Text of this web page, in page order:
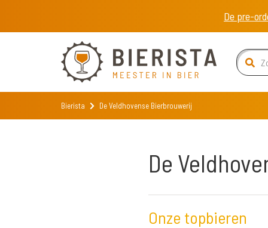
De pre-
Bierista De Veldhovense Bierbrouwerij
De
Onze topbieren